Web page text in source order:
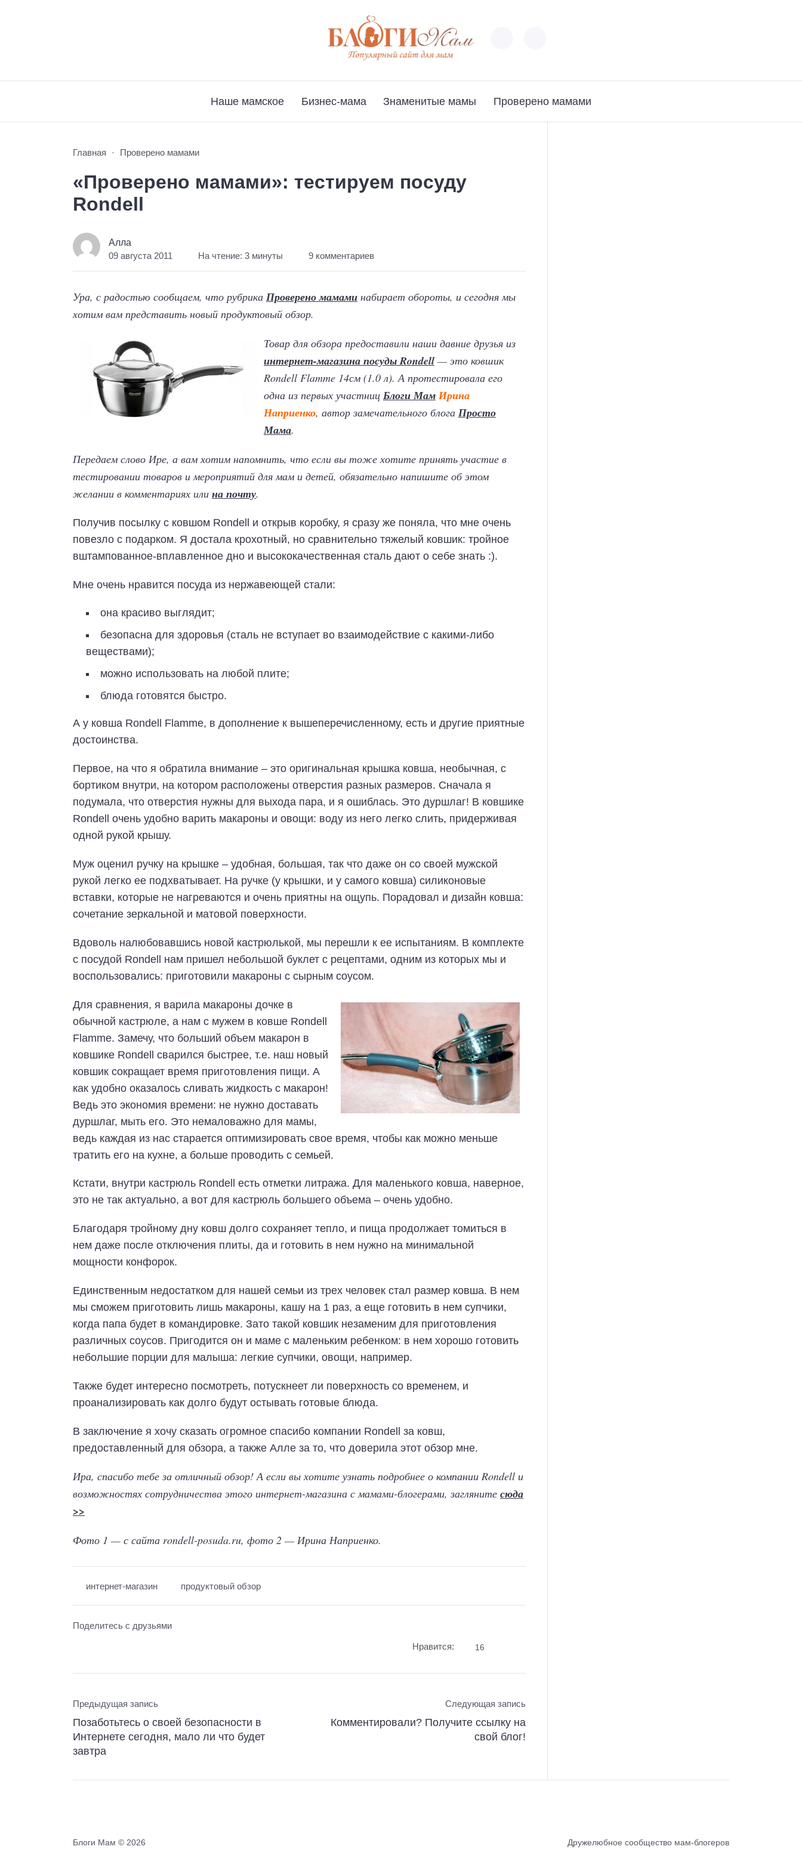
Наше мамское Бизнес-мама Знаменитые мамы Проверено мамами
Главная Проверено мамами
«Проверено мамами»: тестируем посуду
Rondell
Алла
09 августа 2011 На чтение: 3 минуты 9 комментариев
Ура, с радостью сообщаем, что рубрика Проверено мамами набирает обороты, и сегодня мы
хотим вам представить новый продуктовый обзор.
Товар для обзора предоставили наши давние друзья из
интернет-магазина посуды Rondell — это ковшик
Rondell Flamme 14см (1.0 л). А протестировала его
одна из первых участниц Блоги Мам Ирина
Наприенко, автор замечательного блога Просто
Мама.
Передаем слово Ире, а вам хотим напомнить, что если вы тоже хотите принять участие в
тестировании товаров и мероприятий для мам и детей, обязательно напишите об этом
желании в комментариях или на почту.
Получив посылку с ковшом Rondell и открыв коробку, я сразу же поняла, что мне очень
повезло с подарком. Я достала крохотный, но сравнительно тяжелый ковшик: тройное
вштампованное-вплавленное дно и высококачественная сталь дают о себе знать :).
Мне очень нравится посуда из нержавеющей стали:
она красиво выглядит;
безопасна для здоровья (сталь не вступает во взаимодействие с какими-либо
веществами);
можно использовать на любой плите;
блюда готовятся быстро.
А у ковша Rondell Flamme, в дополнение к вышеперечисленному, есть и другие приятные
достоинства.
Первое, на что я обратила внимание – это оригинальная крышка ковша, необычная, с
бортиком внутри, на котором расположены отверстия разных размеров. Сначала я
подумала, что отверстия нужны для выхода пара, и я ошиблась. Это дуршлаг! В ковшике
Rondell очень удобно варить макароны и овощи: воду из него легко слить, придерживая
одной рукой крышу.
Муж оценил ручку на крышке – удобная, большая, так что даже он со своей мужской
рукой легко ее подхватывает. На ручке (у крышки, и у самого ковша) силиконовые
вставки, которые не нагреваются и очень приятны на ощупь. Порадовал и дизайн ковша:
сочетание зеркальной и матовой поверхности.
Вдоволь налюбовавшись новой кастрюлькой, мы перешли к ее испытаниям. В комплекте
с посудой Rondell нам пришел небольшой буклет с рецептами, одним из которых мы и
воспользовались: приготовили макароны с сырным соусом.
Для сравнения, я варила макароны дочке в
обычной кастрюле, а нам с мужем в ковше Rondell
Flamme. Замечу, что больший объем макарон в
ковшике Rondell сварился быстрее, т.е. наш новый
ковшик сокращает время приготовления пищи. А
как удобно оказалось сливать жидкость с макарон!
Ведь это экономия времени: не нужно доставать
дуршлаг, мыть его. Это немаловажно для мамы,
ведь каждая из нас старается оптимизировать свое время, чтобы как можно меньше
тратить его на кухне, а больше проводить с семьей.
Кстати, внутри кастрюль Rondell есть отметки литража. Для маленького ковша, наверное,
это не так актуально, а вот для кастрюль большего объема – очень удобно.
Благодаря тройному дну ковш долго сохраняет тепло, и пища продолжает томиться в
нем даже после отключения плиты, да и готовить в нем нужно на минимальной
мощности конфорок.
Единственным недостатком для нашей семьи из трех человек стал размер ковша. В нем
мы сможем приготовить лишь макароны, кашу на 1 раз, а еще готовить в нем супчики,
когда папа будет в командировке. Зато такой ковшик незаменим для приготовления
различных соусов. Пригодится он и маме с маленьким ребенком: в нем хорошо готовить
небольшие порции для малыша: легкие супчики, овощи, например.
Также будет интересно посмотреть, потускнеет ли поверхность со временем, и
проанализировать как долго будут остывать готовые блюда.
В заключение я хочу сказать огромное спасибо компании Rondell за ковш,
предоставленный для обзора, а также Алле за то, что доверила этот обзор мне.
Ира, спасибо тебе за отличный обзор! А если вы хотите узнать подробнее о компании Rondell и
возможностях сотрудничества этого интернет-магазина с мамами-блогерами, загляните сюда
>>
Фото 1 — с сайта rondell-posuda.ru, фото 2 — Ирина Наприенко.
интернет-магазин продуктовый обзор
Поделитесь с друзьями
Нравится: 16
Предыдущая запись
Позаботьтесь о своей безопасности в
Интернете сегодня, мало ли что будет
завтра
Следующая запись
Комментировали? Получите ссылку на
свой блог!
Блоги Мам © 2026 Дружелюбное сообщество мам-блогеров